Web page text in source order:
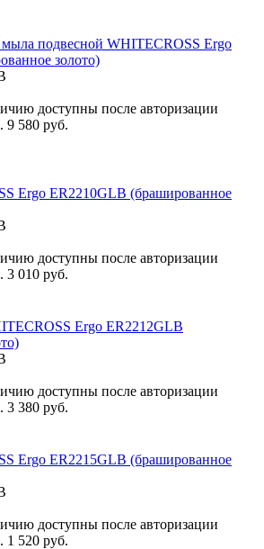
мыла подвесной WHITECROSS Ergo
золото)
доступны после авторизации
9 580 руб.
Ergo ER2210GLB (брашированное
доступны после авторизации
3 010 руб.
Ergo ER2212GLB
доступны после авторизации
3 380 руб.
Ergo ER2215GLB (брашированное
доступны после авторизации
1 520 руб.